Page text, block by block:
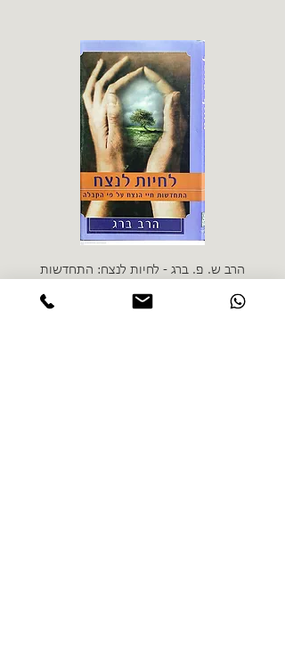
הרב ש. פ. ברג - לחיות לנצח: התחדשות
חיי הנצח על פי הקבלה